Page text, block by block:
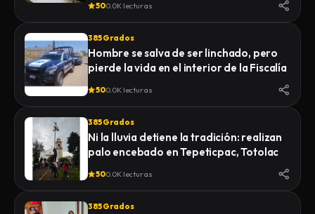
500.0K lecturas
385 Grados
Hombre se salva de ser linchado, pero
pierde la vida en el interior de la Fiscalía
500.0K lecturas
385 Grados
Ni la lluvia detiene la tradición: realizan
palo encebado en Tepeticpac, Totolac
500.0K lecturas
385 Grados